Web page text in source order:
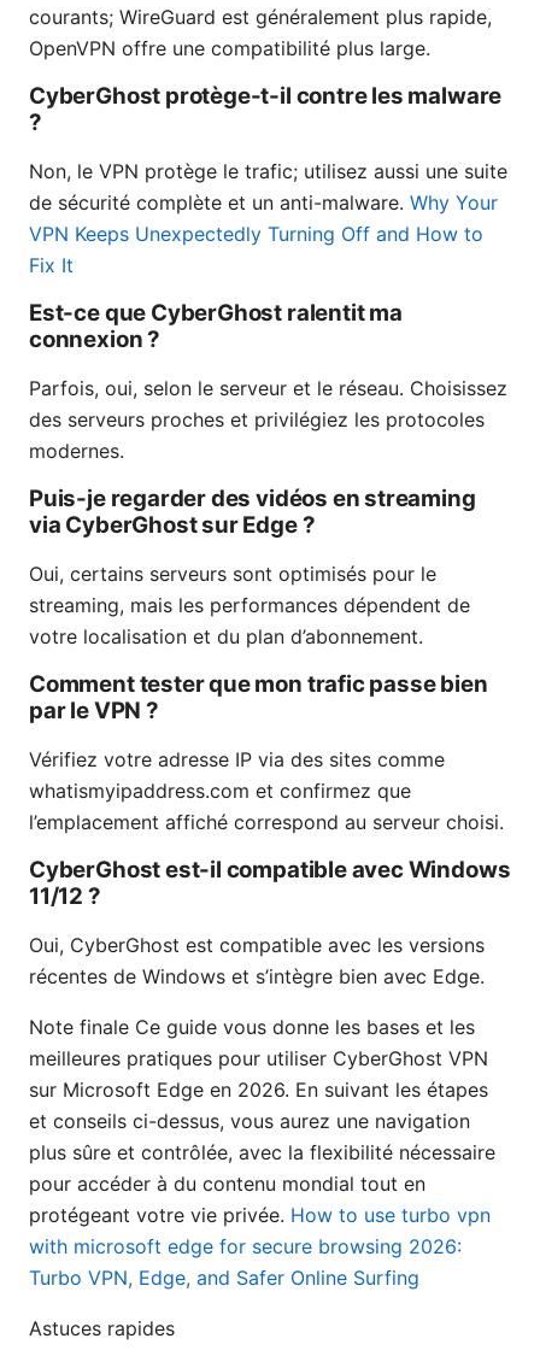
courants; WireGuard est généralement plus rapide,
OpenVPN offre une compatibilité plus large.
CyberGhost protège-t-il contre les malware
?
Non, le VPN protège le trafic; utilisez aussi une suite
de sécurité complète et un anti-malware. Why Your
VPN Keeps Unexpectedly Turning Off and How to
Fix It
Est-ce que CyberGhost ralentit ma
connexion ?
Parfois, oui, selon le serveur et le réseau. Choisissez
des serveurs proches et privilégiez les protocoles
modernes.
Puis-je regarder des vidéos en streaming
via CyberGhost sur Edge ?
Oui, certains serveurs sont optimisés pour le
streaming, mais les performances dépendent de
votre localisation et du plan d’abonnement.
Comment tester que mon trafic passe bien
par le VPN ?
Vérifiez votre adresse IP via des sites comme
whatismyipaddress.com et confirmez que
l’emplacement affiché correspond au serveur choisi.
CyberGhost est-il compatible avec Windows
11/12 ?
Oui, CyberGhost est compatible avec les versions
récentes de Windows et s’intègre bien avec Edge.
Note finale Ce guide vous donne les bases et les
meilleures pratiques pour utiliser CyberGhost VPN
sur Microsoft Edge en 2026. En suivant les étapes
et conseils ci-dessus, vous aurez une navigation
plus sûre et contrôlée, avec la flexibilité nécessaire
pour accéder à du contenu mondial tout en
protégeant votre vie privée. How to use turbo vpn
with microsoft edge for secure browsing 2026:
Turbo VPN, Edge, and Safer Online Surfing
Astuces rapides